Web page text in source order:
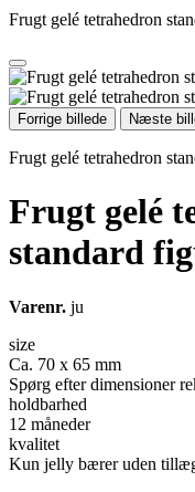
Frugt gelé tetrahedron
Forrige billede Næste
Frugt gelé tetrahedron
Frugt gelé
standard
Varenr. ju
size
Ca. 70 x 65 mm
Spørg efter dimensioner
holdbarhed
12 måneder
kvalitet
Kun jelly bærer uden